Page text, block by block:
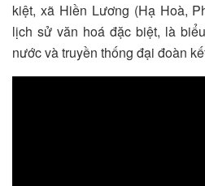
kiệt, xã Hiền Lương (Hạ Hoà,
lịch sử văn hoá đặc biệt, là
nước và truyền thống đại đoàn